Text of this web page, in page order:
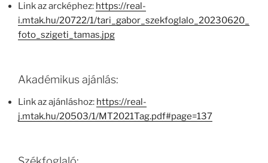
Link az arcképhez: https://real-
i.mtak.hu/20722/1/tari_gabor_szekfoglalo_20230620_
foto_szigeti_tamas.jpg
Akadémikus ajánlás:
Link az ajánláshoz: https://real-
j.mtak.hu/20503/1/MT2021Tag.pdf#page=137